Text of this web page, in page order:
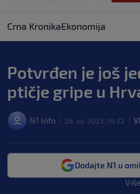
Crna KronikaEkonomija
Potvrđen je još
ptičje gripe u
N1 Info 26. sij. 2023. 14:22
Dodajte N1 u
Više